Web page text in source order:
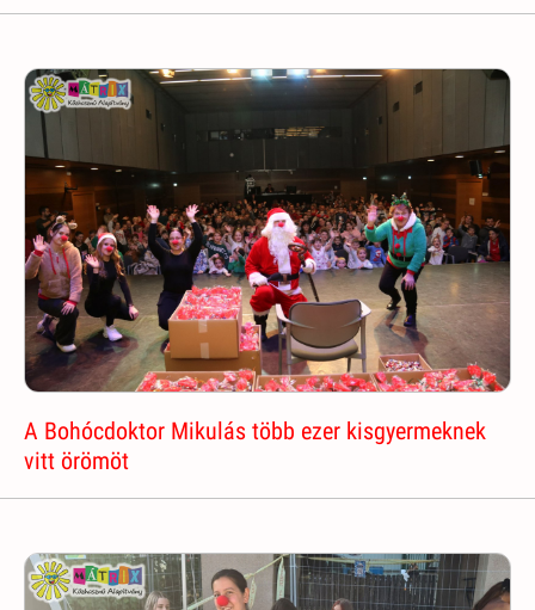
A Bohócdoktor Mikulás több ezer kisgyermeknek
vitt örömöt